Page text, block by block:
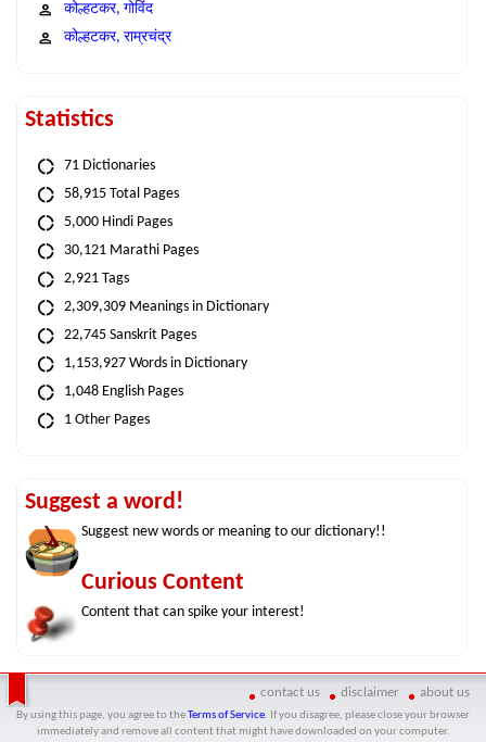
कोल्हटकर, गोविंद
कोल्हटकर, राम्रचंद्र
Statistics
71 Dictionaries
58,915 Total Pages
5,000 Hindi Pages
30,121 Marathi Pages
2,921 Tags
2,309,309 Meanings in Dictionary
22,745 Sanskrit Pages
1,153,927 Words in Dictionary
1,048 English Pages
1 Other Pages
Suggest a word!
Suggest new words or meaning to our dictionary!!
Curious Content
Content that can spike your interest!
contact us disclaimer about us
By using this page, you agree to theTerms of Service. If you disagree, please close your browser
immediately and remove all content that might have downloaded on your computer.